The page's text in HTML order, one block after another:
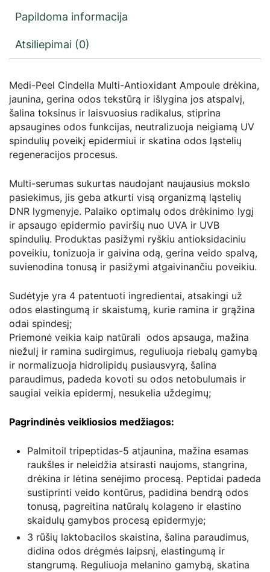
Papildoma informacija
Atsiliepimai (0)
Medi-Peel Cindella Multi-Antioxidant Ampoule drėkina,
jaunina, gerina odos tekstūrą ir išlygina jos atspalvį,
šalina toksinus ir laisvuosius radikalus, stiprina
apsaugines odos funkcijas, neutralizuoja neigiamą UV
spindulių poveikį epidermiui ir skatina odos ląstelių
regeneracijos procesus.
Multi-serumas sukurtas naudojant naujausius mokslo
pasiekimus, jis geba atkurti visą organizmą ląstelių
DNR lygmenyje. Palaiko optimalų odos drėkinimo lygį
ir apsaugo epidermio paviršių nuo UVA ir UVB
spindulių. Produktas pasižymi ryškiu antioksidaciniu
poveikiu, tonizuoja ir gaivina odą, gerina veido spalvą,
suvienodina tonusą ir pasižymi atgaivinančiu poveikiu.
Sudėtyje yra 4 patentuoti ingredientai, atsakingi už
odos elastingumą ir skaistumą, kurie ramina ir grąžina
odai spindesį;
Priemonė veikia kaip natūrali odos apsauga, mažina
niežulį ir ramina sudirgimus, reguliuoja riebalų gamybą
ir normalizuoja hidrolipidų pusiausvyrą, šalina
paraudimus, padeda kovoti su odos netobulumais ir
saugiai veikia epidermį, nesukelia uždegimų;
Pagrindinės veikliosios medžiagos:
Palmitoil tripeptidas-5 atjaunina, mažina esamas
raukšles ir neleidžia atsirasti naujoms, stangrina,
drėkina ir lėtina senėjimo procesą. Peptidai padeda
sustiprinti veido kontūrus, padidina bendrą odos
tonusą, pagreitina natūralų kolageno ir elastino
skaidulų gamybos procesą epidermyje;
3 rūšių laktobacilos skaistina, šalina paraudimus,
didina odos drėgmės laipsnį, elastingumą ir
stangrumą. Reguliuoja melanino gamybą, skatina